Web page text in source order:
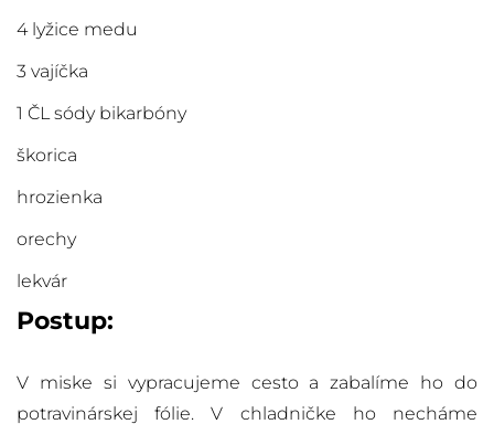
4 lyžice medu
3 vajíčka
1 ČL sódy bikarbóny
škorica
hrozienka
orechy
lekvár
Postup:
V miske si vypracujeme cesto a zabalíme ho do
potravinárskej fólie. V chladničke ho necháme